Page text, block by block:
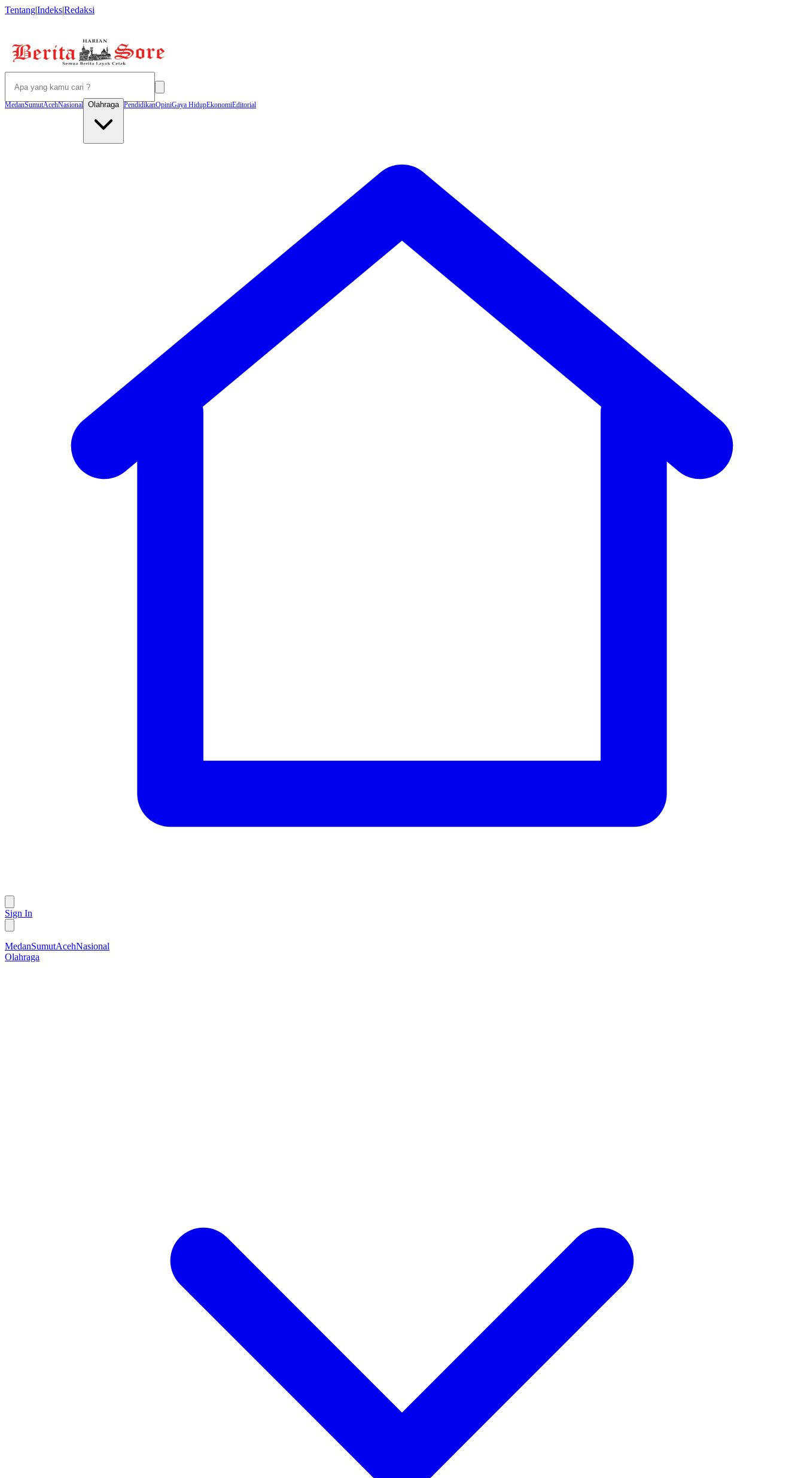
Tentang|Indeks|Redaksi
MedanSumutAcehNasional Olahraga PendidikanOpiniGaya HidupEkonomiEditorial
Sign In
MedanSumutAcehNasional
Olahraga